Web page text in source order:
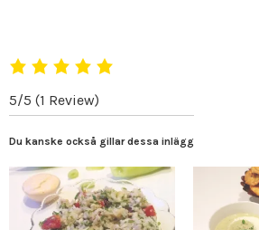
5/5 (1 Review)
Du kanske också gillar dessa inlägg